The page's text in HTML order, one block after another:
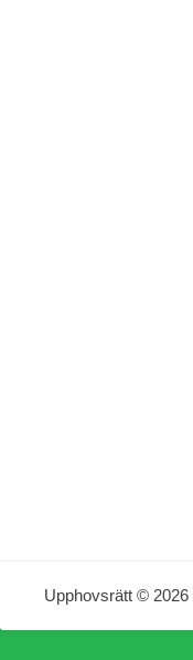
Upphovsrätt © 2026